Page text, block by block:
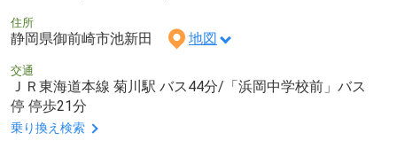
住所
静岡県御前崎市池新田 地図
交通
ＪＲ東海道本線 菊川駅 バス44分/「浜岡中学校前」バス
停 停歩21分
乗り換え検索